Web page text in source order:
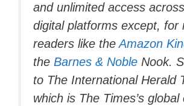
and unlimited access
digital platforms except, for
readers like theAmazon
the Barnes & Noble Nook.
to The International Herald
which is The Times’s global